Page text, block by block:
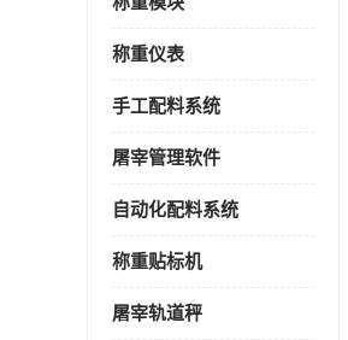
称重仪表
手工配料系统
屠宰管理软件
自动化配料系统
称重贴标机
屠宰轨道秤